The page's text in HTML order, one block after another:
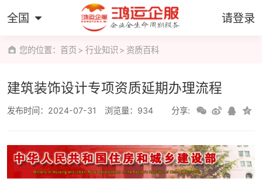
全国 请登录
您的位置：首页 行业知识 资质百科
建筑装饰设计专项资质延期办理流程
发布时间：2024-07-31 浏览量：934 分享: